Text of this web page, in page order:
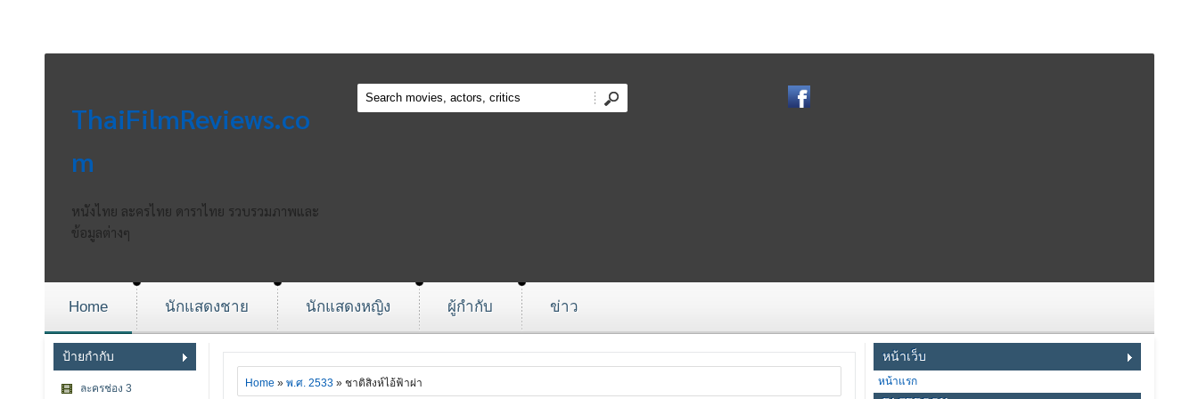
ThaiFilmReviews.co
m
หนังไทย ละครไทย ดาราไทย รวบรวมภาพและ
ข้อมูลต่างๆ
Home นักแสดงชาย นักแสดงหญิง ผู้กำกับ ข่าว
ป้ายกำกับ
ละครช่อง 3 Home » พ.ศ. 2533» ชาติสิงห์ไอ้ฟ้าผ่า
หน้าเว็บ
หน้าแรก